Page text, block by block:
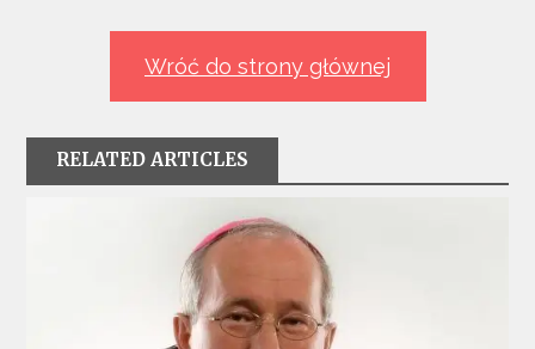
Wróć do strony głównej
RELATED ARTICLES